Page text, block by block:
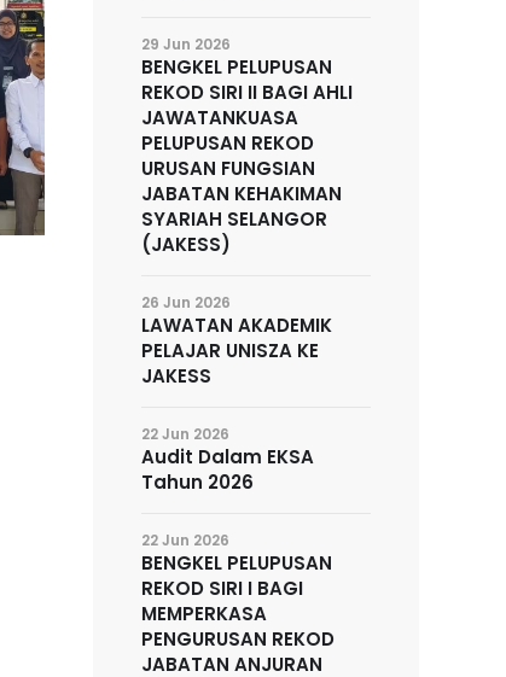
29 Jun 2026
BENGKEL PELUPUSAN
REKOD SIRI II BAGI AHLI
JAWATANKUASA
PELUPUSAN REKOD
URUSAN FUNGSIAN
JABATAN KEHAKIMAN
SYARIAH SELANGOR
(JAKESS)
26 Jun 2026
LAWATAN AKADEMIK
PELAJAR UNISZA KE
JAKESS
22 Jun 2026
Audit Dalam EKSA
Tahun 2026
22 Jun 2026
BENGKEL PELUPUSAN
REKOD SIRI I BAGI
MEMPERKASA
PENGURUSAN REKOD
JABATAN ANJURAN